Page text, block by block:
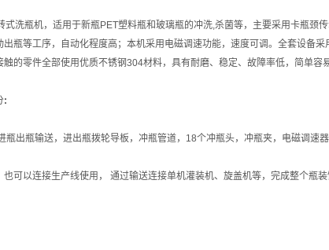
瓶机，适用于新瓶PET塑料瓶和玻璃瓶的冲洗,杀菌等，主要采用卡瓶颈
瓶等工序，自动化程度高；本机采用电磁调速功能，速度可调。全套设备
的零件全部使用优质不锈钢304材料，具有耐磨、稳定、故障率低，简单容
:
出瓶输送，进出瓶拨轮导板，冲瓶管道，18个冲瓶头，冲瓶夹，电磁调速
以连接生产线使用， 通过输送连接单机灌装机、旋盖机等，完成整个瓶装